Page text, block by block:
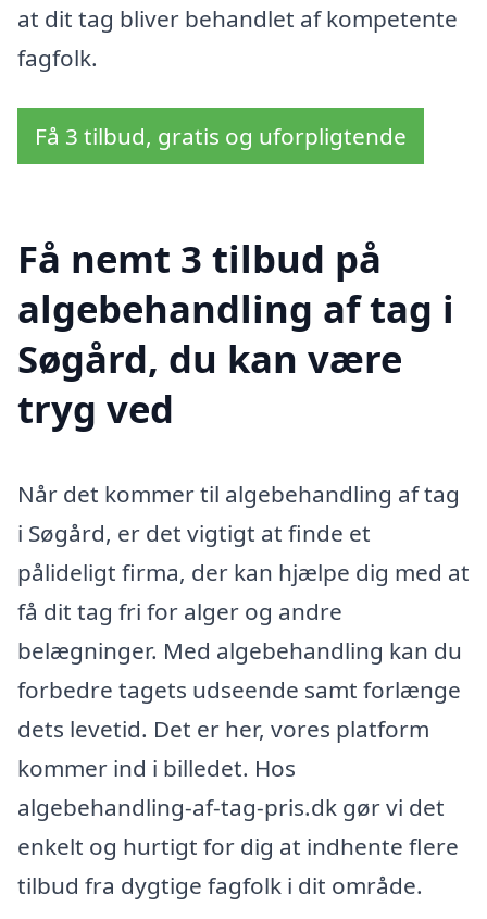
at dit tag bliver behandlet af kompetente
fagfolk.
Få 3 tilbud, gratis og uforpligtende
Få nemt 3 tilbud på
algebehandling af tag i
Søgård, du kan være
tryg ved
Når det kommer til algebehandling af tag
i Søgård, er det vigtigt at finde et
pålideligt firma, der kan hjælpe dig med at
få dit tag fri for alger og andre
belægninger. Med algebehandling kan du
forbedre tagets udseende samt forlænge
dets levetid. Det er her, vores platform
kommer ind i billedet. Hos
algebehandling-af-tag-pris.dk gør vi det
enkelt og hurtigt for dig at indhente flere
tilbud fra dygtige fagfolk i dit område.